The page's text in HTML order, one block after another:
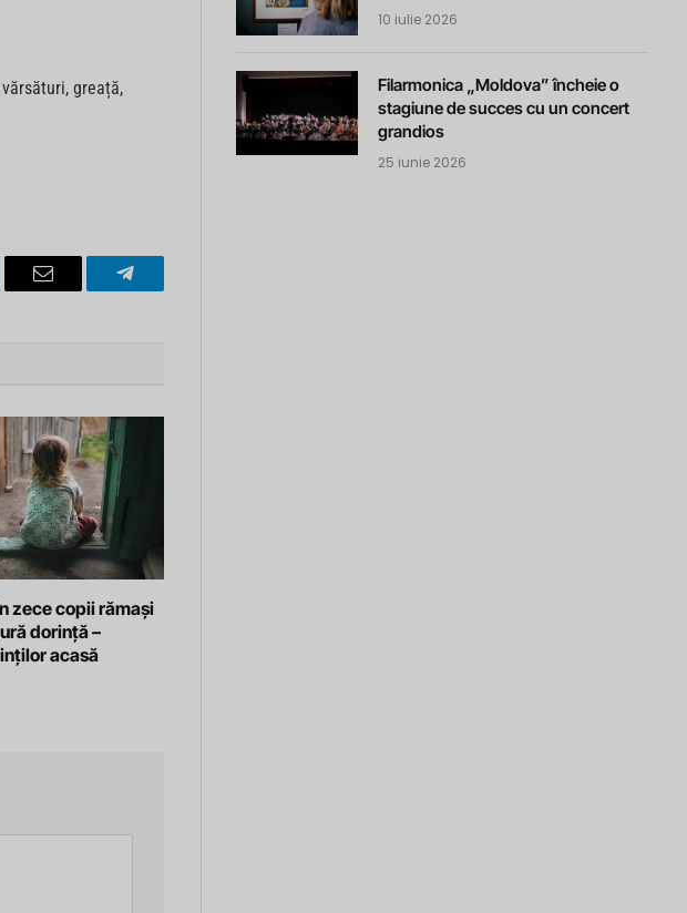
greață,
Email Telegram
zece copii rămași
dorință –
acasă
10 iulie 2026
Filarmonica „Moldova” încheie o
stagiune de succes cu un concert
grandios
25 iunie 2026